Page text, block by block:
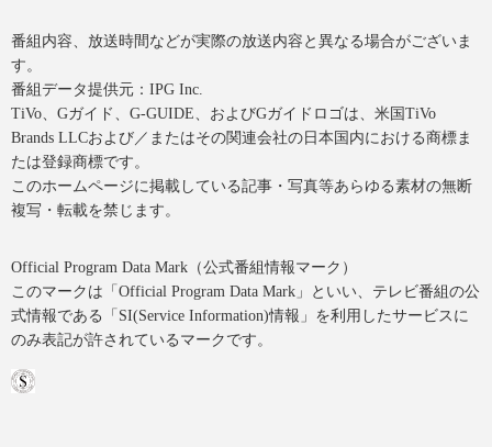
番組内容、放送時間などが実際の放送内容と異なる場合がございま
す。
番組データ提供元：IPG Inc.
TiVo、Gガイド、G-GUIDE、およびGガイドロゴは、米国TiVo
Brands LLCおよび／またはその関連会社の日本国内における商標ま
たは登録商標です。
このホームページに掲載している記事・写真等あらゆる素材の無断
複写・転載を禁じます。
Official Program Data Mark（公式番組情報マーク）
このマークは「Official Program Data Mark」といい、テレビ番組の公
式情報である「SI(Service Information)情報」を利用したサービスに
のみ表記が許されているマークです。